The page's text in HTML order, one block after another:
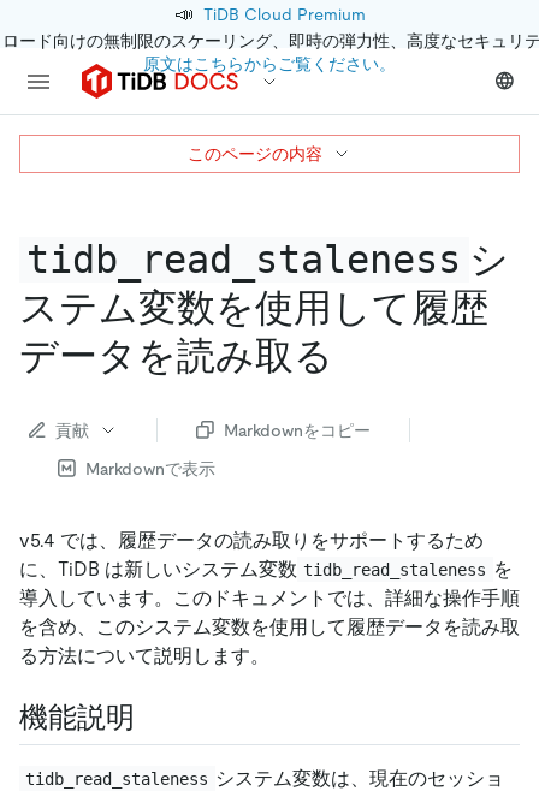
📣 TiDB Cloud Premium
ード向けの無制限のスケーリング、即時の弾力性、高度なセキュリ
原文はこちらからご覧ください。
tidb_read_staleness シ
ステム変数を使用して履歴
データを読み取る
貢献
Markdownをコピー
Markdownで表示
v5.4 では、履歴データの読み取りをサポートするため
に、TiDB は新しいシステム変数 tidb_read_staleness を
導入しています。このドキュメントでは、詳細な操作手順
を含め、このシステム変数を使用して履歴データを読み取
る方法について説明します。
機能説明
tidb_read_staleness システム変数は、現在のセッショ
このページの内容